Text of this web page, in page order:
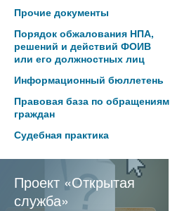
Прочие документы
Порядок обжалования НПА,
решений и действий ФОИВ
или его должностных лиц
Информационный бюллетень
Правовая база по обращениям
граждан
Судебная практика
Проект «Открытая
служба»